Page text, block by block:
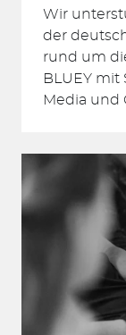
Wir
der
rund um
BLUEY mit
Media und